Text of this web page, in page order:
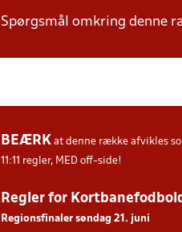
Spørgsmål omkring denne
BEÆRK at denne række afvikles
11:11 regler, MED off-side!
Regler for Kortbanefodbold
Regionsfinaler søndag 21. juni